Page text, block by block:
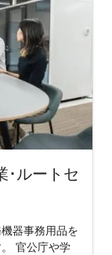
･ルートセ
器事務用品を
官公庁や学